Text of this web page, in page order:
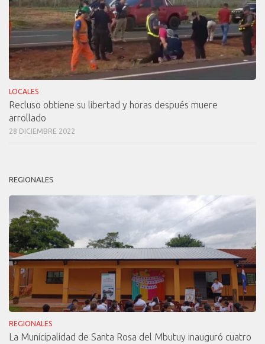
LOCALES
Recluso obtiene su libertad y horas después muere
arrollado
28 DICIEMBRE 2022
REGIONALES
REGIONALES
La Municipalidad de Santa Rosa del Mbutuy inauguró cuatro